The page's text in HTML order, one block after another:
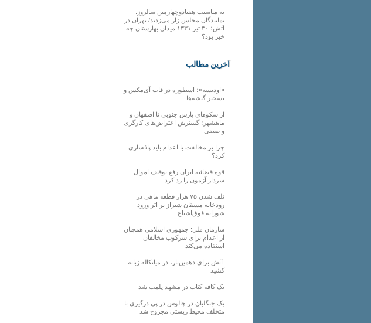
به مناسبت هفتادوچهارمین سالروز:
نمایندگان مجلس زار می‌زدند/ تهران در
آتش؛ ۳۰ تیر ۱۳۳۱ میدان بهارستان چه
خبر بود؟
آخرین مطالب
«اودیسه»؛ اسطوره در قاب آی‌مکس و
تسخیر گیشه‌ها
از سکوهای پارس جنوبی تا اصفهان و
ماهشهر؛ گسترش اعتراض‌های کارگری
و صنفی
چرا بر مخالفت با اعدام باید پافشاری
کرد؟
قوه قضائیه ایران رفع توقیف اموال
سردار آزمون را رد کرد
تلف شدن ۷۵ هزار قطعه ماهی در
رودخانه مسقان شیراز بر اثر ورود
شورابه فوق‌اشباع
سازمان ملل: جمهوری اسلامی همچنان
از اعدام برای سرکوب مخالفان
استفاده می‌کند
آتش برای دهمین‌بار، در میانکاله زبانه
کشید
یک کافه کتاب در مشهد پلمب شد
یک جنگلبان در چالوس در پی درگیری با
متخلف محیط زیستی مجروح شد